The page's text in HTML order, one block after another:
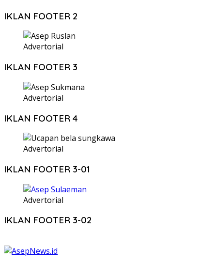
IKLAN FOOTER 2
Advertorial
IKLAN FOOTER 3
Advertorial
IKLAN FOOTER 4
Advertorial
IKLAN FOOTER 3-01
Advertorial
IKLAN FOOTER 3-02